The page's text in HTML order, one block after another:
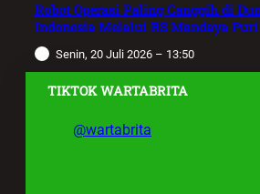
Robot Operasi Paling Canggih di
Indonesia Melalui RS Mandaya Puri
Senin, 20 Juli 2026 – 13:50
TIKTOK WARTABRITA
@wartabrita